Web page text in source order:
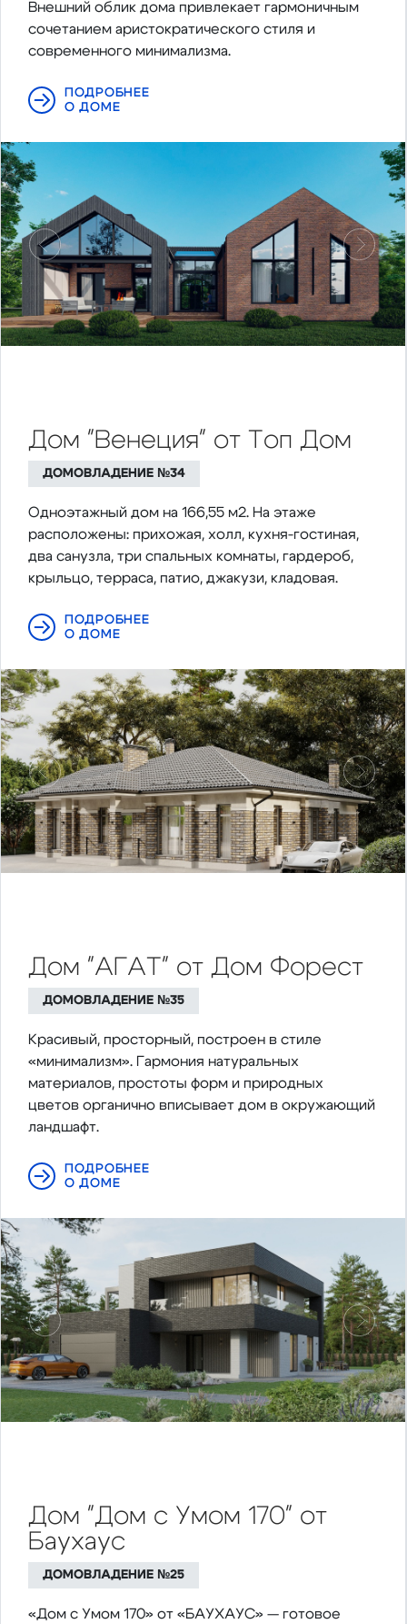
Внешний облик дома привлекает гармоничным
сочетанием аристократического стиля и
современного минимализма.
ПОДРОБНЕЕ
О ДОМЕ
Предыдущий
Дом "Венеция" от Топ Дом
ДОМОВЛАДЕНИЕ №34
Одноэтажный дом на 166,55 м2. На этаже
расположены: прихожая, холл, кухня-гостиная,
два санузла, три спальных комнаты, гардероб,
крыльцо, терраса, патио, джакузи, кладовая.
ПОДРОБНЕЕ
О ДОМЕ
Предыдущий
Дом "АГАТ" от Дом Форест
ДОМОВЛАДЕНИЕ №35
Красивый, просторный, построен в стиле
«минимализм». Гармония натуральных
материалов, простоты форм и природных
цветов органично вписывает дом в окружающий
ландшафт.
ПОДРОБНЕЕ
О ДОМЕ
Предыдущий
Дом "Дом с Умом 170" от
Баухаус
ДОМОВЛАДЕНИЕ №25
«Дом с Умом 170» от «БАУХАУС» — готовое